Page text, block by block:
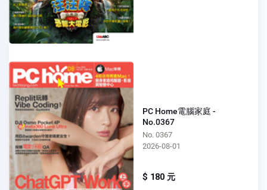
PC Home電腦家庭 -
No.0367
No. 0367
2026-08-01
$ 180 元